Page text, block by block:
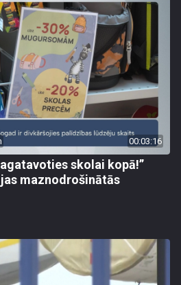
00:03:16
skolai kopā!”
maznodrošinātās